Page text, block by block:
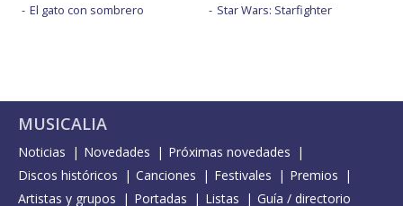
El gato con sombrero
Star Wars: Starfighter
MUSICALIA
Noticias Novedades
Próximas novedades
Discos históricos
Canciones Festivales
Premios
Artistas y grupos
Portadas Listas Guía / directorio